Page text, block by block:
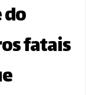
fatais